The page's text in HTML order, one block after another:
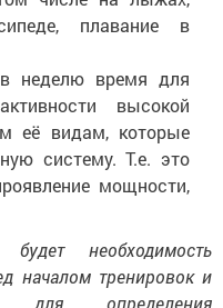
плавание в
неделю время для
высокой
её видам, которые
систему. Т.е. это
мощности,
необходимость
началом тренировок и
для определения